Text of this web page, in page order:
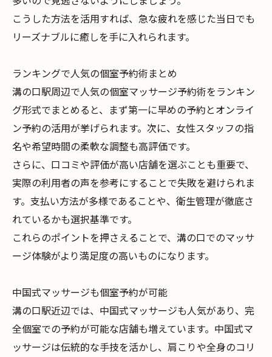
こうした方法を活用すれば、急な疲れを感じた当日でも
リーズナブルに癒しを手に入れられます。
ランキングで人気の個室予約術まとめ
溝の口駅周辺で人気の個室マッサージ予約術をランキン
グ形式でまとめると、まず第一に早めの予約とオンライ
ン予約の活用が挙げられます。次に、女性スタッフの指
名や希望時間の柔軟な調整も高評価です。
さらに、口コミや評価が高い店舗を選ぶことも重要で、
実際の利用者の声を参考にすることで失敗を避けられま
す。支払い方法が多様であることや、衛生管理が徹底さ
れているかも選択基準です。
これらのポイントを押さえることで、溝の口でのマッサ
ージ体験がより満足度の高いものになります。
中国式マッサージも個室予約が可能
溝の口駅近辺では、中国式マッサージも人気があり、完
全個室での予約が可能な店舗も増えています。中国式マ
ッサージは伝統的な手技を活かし、肩こりや全身のコリ